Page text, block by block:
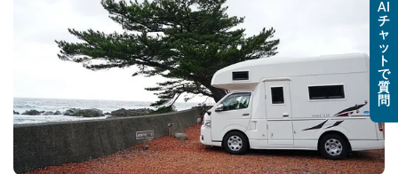
AI
チ
ャ
ッ
ト
で
質
問